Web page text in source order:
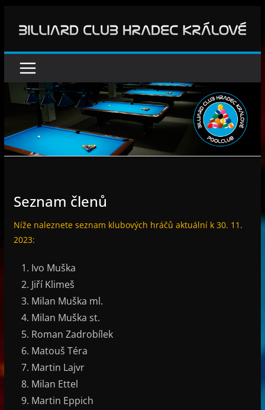
Seznam členů
Níže naleznete seznam klubových hráčů aktuální k 30. 11.
2023:
Ivo Muška
Jiří Klimeš
Milan Muška ml.
Milan Muška st.
Roman Zadrobílek
Matouš Téra
Martin Lajvr
Milan Ettel
Martin Eppich